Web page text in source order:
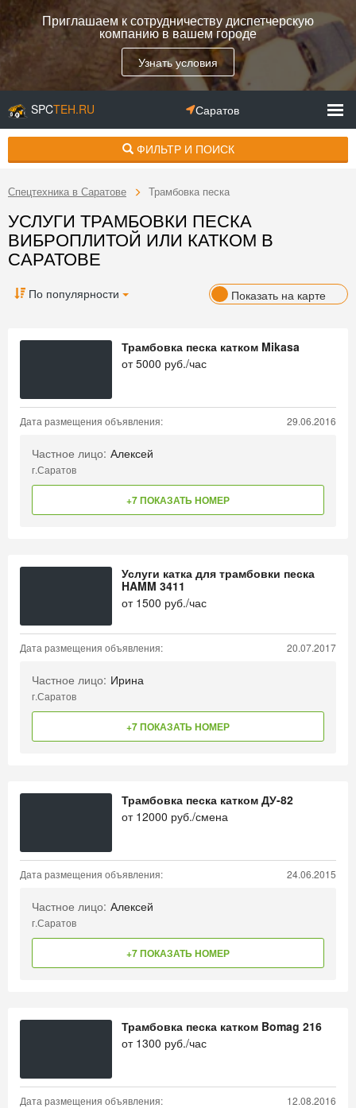
Приглашаем к сотрудничеству диспетчерскую
компанию в вашем городе
Узнать условия
SPCTEH.RU Саратов
ФИЛЬТР И ПОИСК
Спецтехника в Саратове Трамбовка песка
УСЛУГИ ТРАМБОВКИ ПЕСКА
ВИБРОПЛИТОЙ ИЛИ КАТКОМ В
САРАТОВЕ
По популярности Показать на карте
Трамбовка песка катком Mikasa
от5000 руб./час
Дата размещения объявления: 29.06.2016
Частное лицо: Алексей
г.Саратов
+7 ПОКАЗАТЬ НОМЕР
Услуги катка для трамбовки песка
HAMM 3411
от 1500 руб./час
Дата размещения объявления: 20.07.2017
Частное лицо: Ирина
г.Саратов
+7 ПОКАЗАТЬ НОМЕР
Трамбовка песка катком ДУ-82
от 12000 руб./смена
Дата размещения объявления: 24.06.2015
Частное лицо: Алексей
г.Саратов
+7 ПОКАЗАТЬ НОМЕР
Трамбовка песка катком Bomag 216
от 1300 руб./час
Дата размещения объявления: 12.08.2016